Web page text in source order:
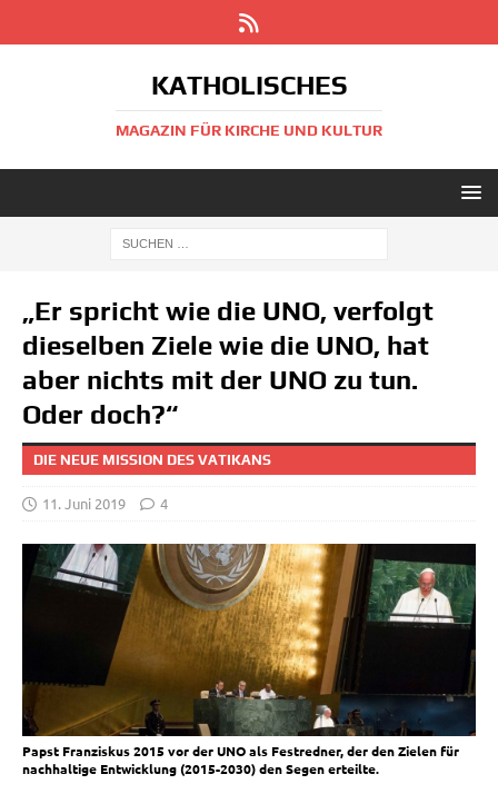
KATHOLISCHES
MAGAZIN FÜR KIRCHE UND KULTUR
„Er spricht wie die UNO, verfolgt
dieselben Ziele wie die UNO, hat
aber nichts mit der UNO zu tun.
Oder doch?“
DIE NEUE MISSION DES VATIKANS
11. Juni 2019 4
Papst Franziskus 2015 vor der UNO als Festredner, der den Zielen für
nachhaltige Entwicklung (2015-2030) den Segen erteilte.